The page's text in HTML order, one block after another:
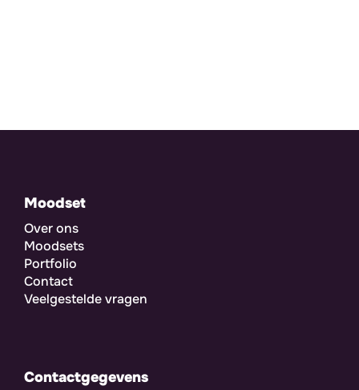
Moodset
Over ons
Moodsets
Portfolio
Contact
Veelgestelde vragen
Contactgegevens